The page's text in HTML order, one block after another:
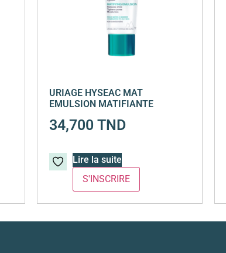
URIAGE HYSEAC MAT
EMULSION MATIFIANTE
34,700TND
Lire la suite